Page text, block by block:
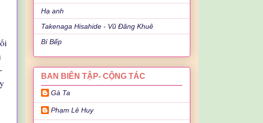
Hạ anh
Takenaga Hisahide - Vũ Đăng Khuê
Bí Bếp
BAN BIÊN TẬP- CỘNG TÁC
Gà Ta
Phạm Lê Huy